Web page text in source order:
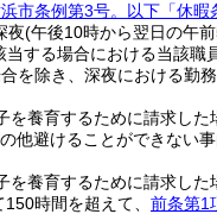
市条例第3号。以下「休暇
夜(午後10時から翌日の午
する場合における当該職
を除き、深夜における勤
を養育するために請求した
他避けることができない
を養育するために請求した
時間を超えて、 前条第1